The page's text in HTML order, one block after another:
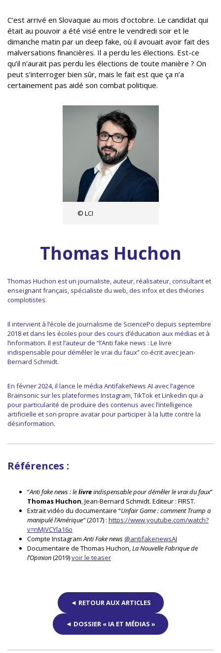
C’est arrivé en Slovaquie au mois d’octobre. Le candidat qui
était au pouvoir a été visé entre le vendredi soir et le
dimanche matin par un deep fake, où il avouait avoir fait des
malversations financières. Il a perdu les élections. Est-ce
qu’il n’aurait pas perdu les élections de toute manière ? On
peut s’interroger bien sûr, mais le fait est que ça n’a
certainement pas aidé son combat politique.
© LCI
Thomas Huchon
Thomas Huchon est un journaliste, auteur, réalisateur, consultant et
enseignant français, spécialiste du web, des infox et des théories
complotistes.
Il intervient à l’école de journalisme de SciencePo depuis septembre
2018 et dans les écoles pour des cours d’éducation aux médias et à
l’information. Il est l’auteur de “l’Anti fake news : Le livre
indispensable pour démêler le vrai du faux” co-écrit avec Jean-
Bernard Schmidt.
En février 2024, il lance le média AntifakeNews AI avec l’agence
Brainsonic sur les plateformes Instagram, TikTok et Linkedin qui a
pour particularité de produire des contenus avec l’intelligence
artificielle et son propre avatar pour participer à la lutte contre la
désinformation.
Références :
“Anti fake news : lelivreindispensable pour démêler le vrai du faux”
Thomas Huchon, Jean-Bernard Schmidt. Editeur : FIRST.
Extrait vidéo du documentaire “Unfair Game : comment Trump a
manipulé l’Amérique”(2017) : https://www.youtube.com/watch?
v=nMjVCYla16o
Compte InstagramAnti Fake news@antifakenewsAI
Documentaire de Thomas Huchon,La Nouvelle Fabrique de
l’Opinion(2019)voir le teaser
◄ RETOUR AUX ARTICLES
◄ DOSSIER « IA ET MÉDIAS »